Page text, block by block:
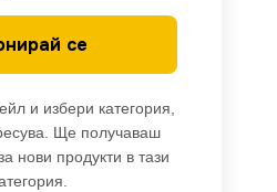
се
и избери категория,
Ще получаваш
нови продукти в тази